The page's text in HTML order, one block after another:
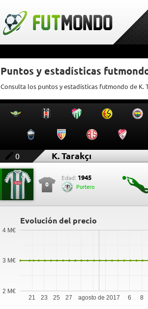
Puntos y estadísticas futmondo
Consulta los puntos y estadísticas futmondo de K.
0 K. Tarakçı
0
Edad: 1945
Portero
Evolución del precio
agosto de 2017
21 23 25 27 6 8
2 M€
3 M€
4 M€